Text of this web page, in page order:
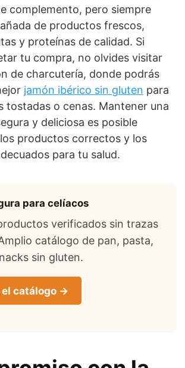
complemento, pero siempre
de productos frescos,
y proteínas de calidad. Si
tu compra, no olvides visitar
de charcutería, donde podrás
jamón ibérico sin gluten para
tostadas o cenas. Mantener una
y deliciosa es posible
productos correctos y los
para tu salud.
para celíacos
verificados sin trazas
catálogo de pan, pasta,
sin gluten.
el catálogo →